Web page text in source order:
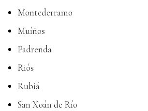
Montederramo
Muíños
Padrenda
Riós
Rubiá
San Xoán de Río